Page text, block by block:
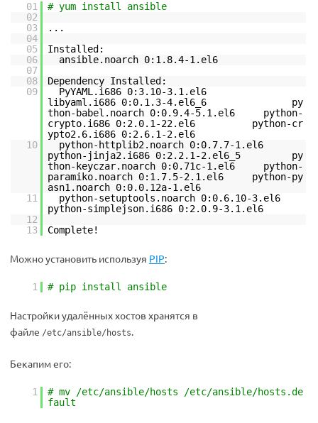
01
# yum install ansible
02
03
...
04
05
Installed:
06
ansible.noarch 0:1.8.4-1.el6
07
08
Dependency Installed:
09
PyYAML.i686 0:3.10-3.1.el6
libyaml.i686 0:0.1.3-4.el6_6 py
thon-babel.noarch 0:0.9.4-5.1.el6 python-
crypto.i686 0:2.0.1-22.el6 python-cr
ypto2.6.i686 0:2.6.1-2.el6
10
python-httplib2.noarch 0:0.7.7-1.el6
python-jinja2.i686 0:2.2.1-2.el6_5 py
thon-keyczar.noarch 0:0.71c-1.el6 python-
paramiko.noarch 0:1.7.5-2.1.el6 python-py
asn1.noarch 0:0.0.12a-1.el6
11
python-setuptools.noarch 0:0.6.10-3.el6
python-simplejson.i686 0:2.0.9-3.1.el6
12
13
Complete!
Можно установить используя PIP:
1 # pip install ansible
Настройки удалённых хостов хранятся в
файле /etc/ansible/hosts.
Бекапим его:
1
# mv /etc/ansible/hosts /etc/ansible/hosts.de
fault